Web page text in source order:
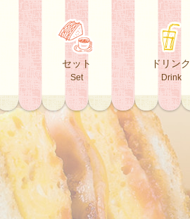
セット
Set
ドリンク
Drink